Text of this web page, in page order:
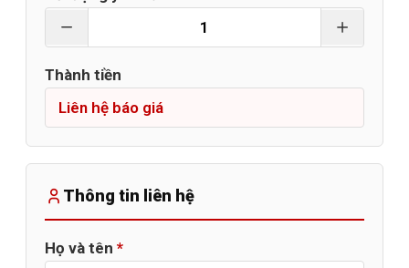
Thành tiền
Thông tin liên hệ
Họ và tên *